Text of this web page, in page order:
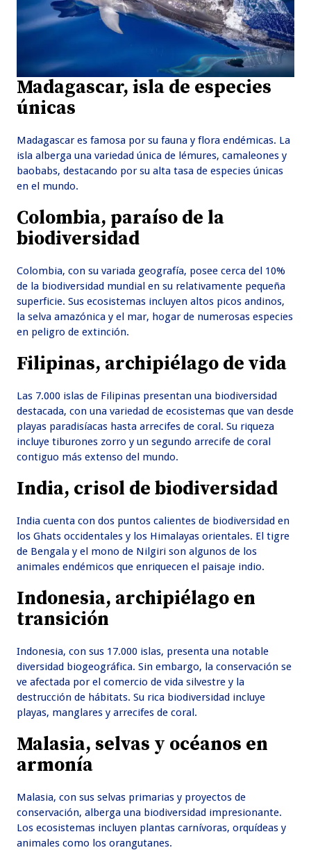
Madagascar, isla de especies
únicas
Madagascar es famosa por su fauna y flora endémicas. La
isla alberga una variedad única de lémures, camaleones y
baobabs, destacando por su alta tasa de especies únicas
en el mundo.
Colombia, paraíso de la
biodiversidad
Colombia, con su variada geografía, posee cerca del 10%
de la biodiversidad mundial en su relativamente pequeña
superficie. Sus ecosistemas incluyen altos picos andinos,
la selva amazónica y el mar, hogar de numerosas especies
en peligro de extinción.
Filipinas, archipiélago de vida
Las 7.000 islas de Filipinas presentan una biodiversidad
destacada, con una variedad de ecosistemas que van desde
playas paradisíacas hasta arrecifes de coral. Su riqueza
incluye tiburones zorro y un segundo arrecife de coral
contiguo más extenso del mundo.
India, crisol de biodiversidad
India cuenta con dos puntos calientes de biodiversidad en
los Ghats occidentales y los Himalayas orientales. El tigre
de Bengala y el mono de Nilgiri son algunos de los
animales endémicos que enriquecen el paisaje indio.
Indonesia, archipiélago en
transición
Indonesia, con sus 17.000 islas, presenta una notable
diversidad biogeográfica. Sin embargo, la conservación se
ve afectada por el comercio de vida silvestre y la
destrucción de hábitats. Su rica biodiversidad incluye
playas, manglares y arrecifes de coral.
Malasia, selvas y océanos en
armonía
Malasia, con sus selvas primarias y proyectos de
conservación, alberga una biodiversidad impresionante.
Los ecosistemas incluyen plantas carnívoras, orquídeas y
animales como los orangutanes.